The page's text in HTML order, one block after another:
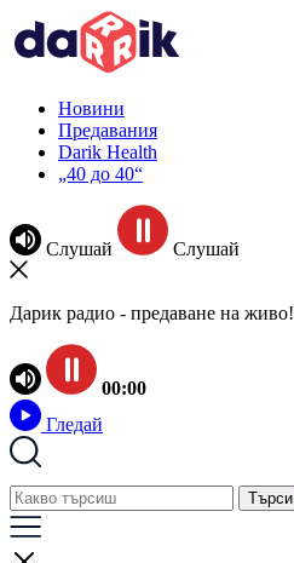
Новини
Предавания
Darik Health
„40 до 40“
Слушай Слушай
Дарик радио - предаване на живо!
00:00
Гледай